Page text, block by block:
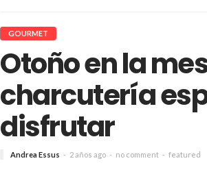
GOURMET
Otoño en la
charcutería
disfrutar
Andrea Essus 2 años ago no comment featured
TECNOLOGÍA